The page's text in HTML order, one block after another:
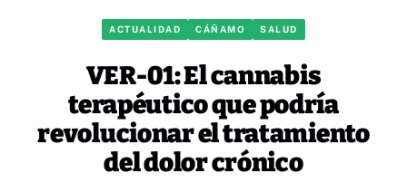
ACTUALIDAD CÁÑAMO SALUD
VER-01: El cannabis
terapéutico que podría
revolucionar el tratamiento
del dolor crónico